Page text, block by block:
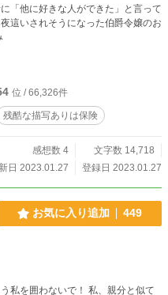
「他に好きな人ができた」と言って
這いされそうになった伯爵令嬢のお
位 / 66,326件
残酷な描写ありは保険
感想数 4
文字数 14,718
日 2023.01.27
登録日 2023.01.27
お気に入り追加 449
私を囲わないで！ 私、親分と似て